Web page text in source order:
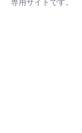
専用サイトです。